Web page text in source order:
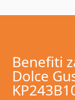
Benefiti
Dolce